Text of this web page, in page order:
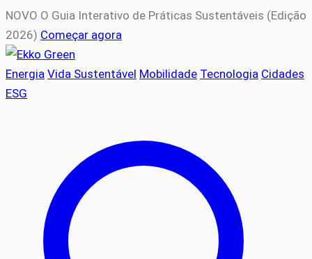
NOVO O Guia Interativo de Práticas Sustentáveis (Edição
2026) Começar agora
Energia Vida Sustentável Mobilidade Tecnologia Cidades
ESG